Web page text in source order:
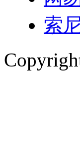
索